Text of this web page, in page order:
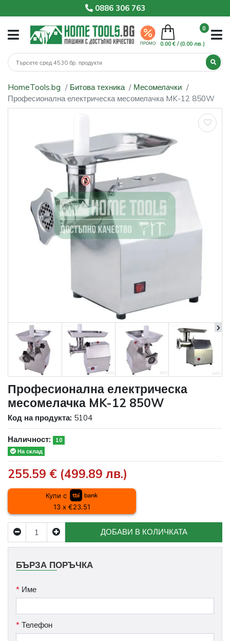
0886 306 763
ПРОМО
0
0.00 € /(0.00 лв.)
HomeTools.bg Битова техника
Месомелачки
Професионална електрическа месомелачка MK-12 850W
Професионална електрическа
месомелачка MK-12 850W
Код на продукта: 5104
Наличност:
10
На склад
255.59 € (499.89 лв.)
Купи с
13 x €23.51
ДОБАВИ В КОЛИЧКАТА
БЪРЗА ПОРЪЧКА
* Име
* Телефон